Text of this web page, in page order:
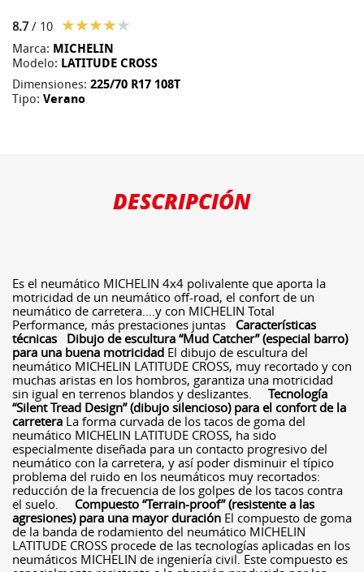
8.7/ 10
Marca: MICHELIN
Modelo: LATITUDE CROSS
Dimensiones: 225/70 R17 108T
Tipo: Verano
DESCRIPCIÓN
Es el neumático MICHELIN 4x4 polivalente que aporta la
motricidad de un neumático off-road, el confort de un
neumático de carretera....y con MICHELIN Total
Performance, más prestaciones juntas Características
técnicas
Dibujo de escultura “Mud Catcher” (especial barro)
para una buena motricidad El dibujo de escultura del
neumático MICHELIN LATITUDE CROSS, muy recortado y con
muchas aristas en los hombros, garantiza una motricidad
sin igual en terrenos blandos y deslizantes. Tecnología
“Silent Tread Design” (dibujo silencioso) para el confort de la
carretera La forma curvada de los tacos de goma del
neumático MICHELIN LATITUDE CROSS, ha sido
especialmente diseñada para un contacto progresivo del
neumático con la carretera, y así poder disminuir el típico
problema del ruido en los neumáticos muy recortados:
reducción de la frecuencia de los golpes de los tacos contra
el suelo. Compuesto “Terrain-proof” (resistente a las
agresiones) para una mayor duración El compuesto de goma
de la banda de rodamiento del neumático MICHELIN
LATITUDE CROSS procede de las tecnologías aplicadas en los
neumáticos MICHELIN de ingeniería civil. Este compuesto es